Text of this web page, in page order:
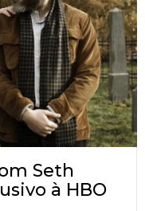
Seth
à HBO